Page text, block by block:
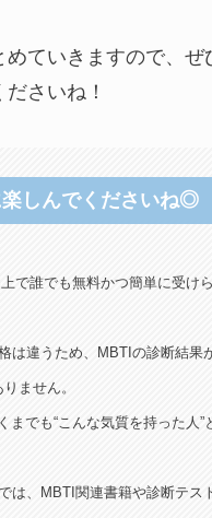
めていきますので、ぜ
さいね！
しんでくださいね◎
で誰でも無料かつ簡単に受け
は違うため、MBTIの診断結果
ません。
までも“こんな気質を持った人”
は、MBTI関連書籍や診断テス